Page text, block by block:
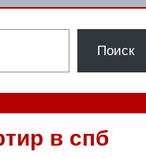
Поиск
в спб